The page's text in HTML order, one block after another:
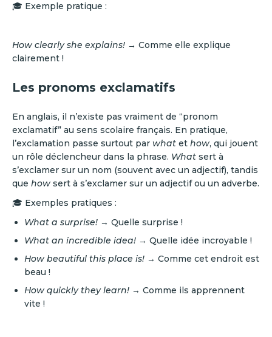
🎓 Exemple pratique :
How clearly she explains! → Comme elle explique
clairement !
Les pronoms exclamatifs
En anglais, il n’existe pas vraiment de “pronom
exclamatif” au sens scolaire français. En pratique,
l’exclamation passe surtout par what et how, qui jouent
un rôle déclencheur dans la phrase. What sert à
s’exclamer sur un nom (souvent avec un adjectif), tandis
que how sert à s’exclamer sur un adjectif ou un adverbe.
🎓 Exemples pratiques :
What a surprise! → Quelle surprise !
What an incredible idea! → Quelle idée incroyable !
How beautiful this place is! → Comme cet endroit est
beau !
How quickly they learn! → Comme ils apprennent
vite !